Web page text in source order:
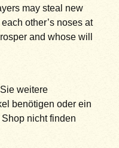
may steal new
other’s noses at
and whose will
weitere
benötigen oder ein
nicht finden